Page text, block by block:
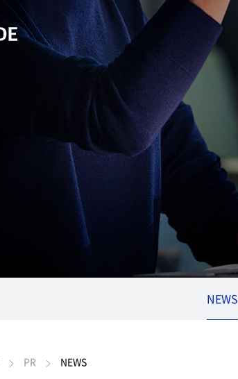
NEWS
PR NEWS